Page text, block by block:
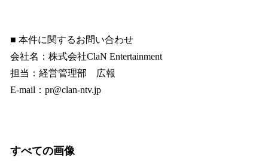
■ 本件に関するお問い合わせ
会社名：株式会社ClaN Entertainment
担当：経営管理部 広報
E-mail：pr@clan-ntv.jp
すべての画像